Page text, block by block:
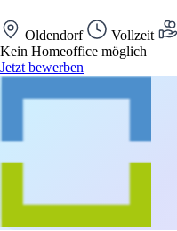
Oldendorf Vollzeit
Kein Homeoffice möglich
Jetzt bewerben